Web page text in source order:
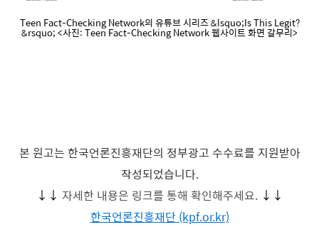
Teen Fact-Checking Network의 유튜브 시리즈 &lsquo;Is This Legit?
&rsquo; <사진: Teen Fact-Checking Network 웹사이트 화면 갈무리>
본 원고는 한국언론진흥재단의 정부광고 수수료를 지원받아
작성되었습니다.
↓↓ 자세한 내용은 링크를 통해 확인해주세요. ↓↓
한국언론진흥재단 (kpf.or.kr)